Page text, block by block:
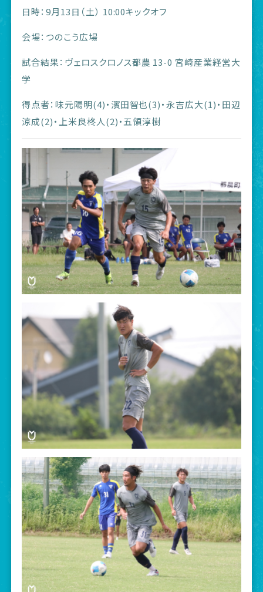
日時：9月13日（土） 10:00キックオフ
会場：つのこう広場
試合結果：ヴェロスクロノス都農 13-0 宮崎産業経営大
学
得点者：味元陽明(4)・濱田智也(3)・永吉広大(1)・田辺
涼成(2)・上米良柊人(2)・五領淳樹